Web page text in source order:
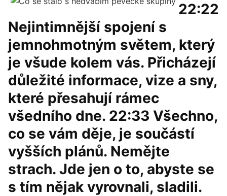
22:22
Nejintimnější spojení s
jemnohmotným světem, který
je všude kolem vás. Přicházejí
důležité informace, vize a sny,
které přesahují rámec
všedního dne. 22:33 Všechno,
co se vám děje, je součástí
vyšších plánů. Nemějte
strach. Jde jen o to, abyste se
s tím nějak vyrovnali, sladili.